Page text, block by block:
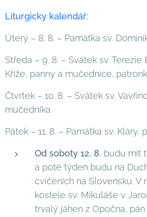
Liturgicky kalendář:
Úterý – 8. 8. – Památka sv.
Středa – 9. 8. – Svátek sv. Terezie
Kříže, panny a mučednice,
Čtvrtek – 10. 8. – Svátek sv.
mučedníka
Pátek – 11. 8. – Památka sv. Kláry,
Od soboty 12. 8. budu mít
a poté týden budu na
cvičeních na Slovensku. V
kostele sv. Mikuláše v
trvalý jáhen z Opočna, pán